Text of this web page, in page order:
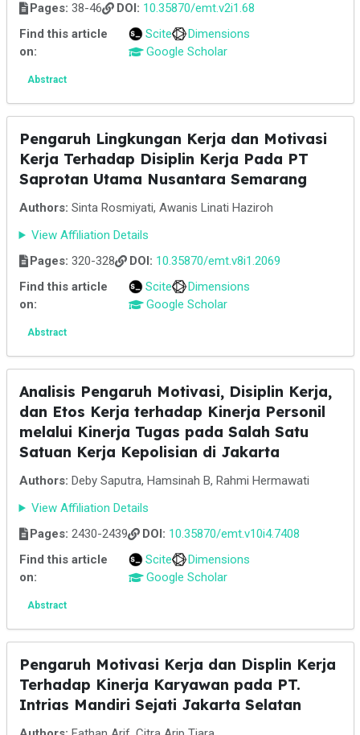
Pages: 38-46 DOI: 10.35870/emt.v2i1.68
Find this article
on:
Scite
Dimensions
Google Scholar
Abstract
Pengaruh Lingkungan Kerja dan Motivasi
Kerja Terhadap Disiplin Kerja Pada PT
Saprotan Utama Nusantara Semarang
Authors: Sinta Rosmiyati, Awanis Linati Haziroh
View Affiliation Details
Pages: 320-328 DOI: 10.35870/emt.v8i1.2069
Find this article
on:
Scite
Dimensions
Google Scholar
Abstract
Analisis Pengaruh Motivasi, Disiplin Kerja,
dan Etos Kerja terhadap Kinerja Personil
melalui Kinerja Tugas pada Salah Satu
Satuan Kerja Kepolisian di Jakarta
Authors: Deby Saputra, Hamsinah B, Rahmi Hermawati
View Affiliation Details
Pages: 2430-2439 DOI: 10.35870/emt.v10i4.7408
Find this article
on:
Scite
Dimensions
Google Scholar
Abstract
Pengaruh Motivasi Kerja dan Displin Kerja
Terhadap Kinerja Karyawan pada PT.
Intrias Mandiri Sejati Jakarta Selatan